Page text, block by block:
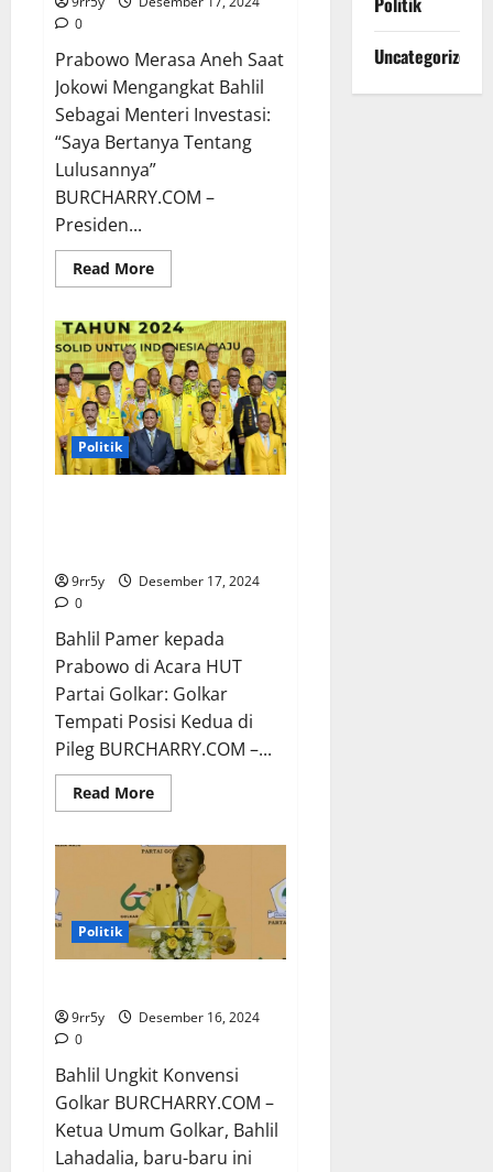
0
Prabowo Merasa Aneh Saat
Jokowi Mengangkat Bahlil
Sebagai Menteri Investasi:
“Saya Bertanya Tentang
Lulusannya”
BURCHARRY.COM –
Presiden...
Read MoreRead
more
Merasa
Aneh
Saat
Jokowi
Mengangkat
Bahlil
Sebagai
Menteri
Investasi
Politik
9rr5y
Desember 17, 2024
0
Bahlil Pamer kepada
Prabowo di Acara HUT
Partai Golkar: Golkar
Tempati Posisi Kedua di
Pileg BURCHARRY.COM –...
Read MoreRead
more
Pamer
kepada
Prabowo
di
Acara
HUT
Partai
Golkar:
Kedua
Politik
9rr5y
Desember 16, 2024
0
Bahlil Ungkit Konvensi
Golkar BURCHARRY.COM –
Ketua Umum Golkar, Bahlil
Lahadalia, baru-baru ini
Uncategorized